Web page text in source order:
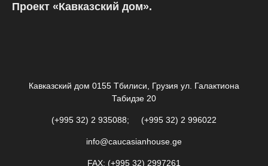
Проект «Кавказский дом».
Кавказский дом 0155 Тбилиси, Грузия ул. Галактиона
Табидзе 20
(+995 32) 2 935088; (+995 32) 2 996022
info@caucasianhouse.ge
FAX: (+995 32) 2997261